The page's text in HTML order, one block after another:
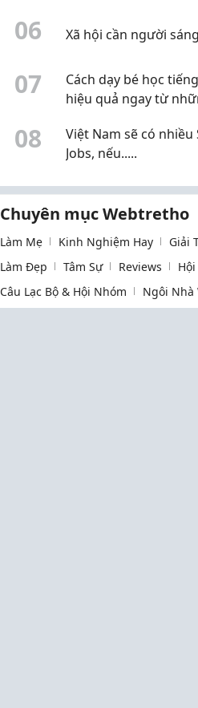
06 Xã hội cần người
07
Cách dạy bé học
hiệu quả ngay từ
08
Việt Nam sẽ có nhiều
Jobs, nếu.....
Chuyên mục Webtretho
Làm Mẹ Kinh Nghiệm Hay Giải
Làm Đẹp
Tâm Sự Reviews
Câu Lạc Bộ & Hội Nhóm
Ngôi Nhà